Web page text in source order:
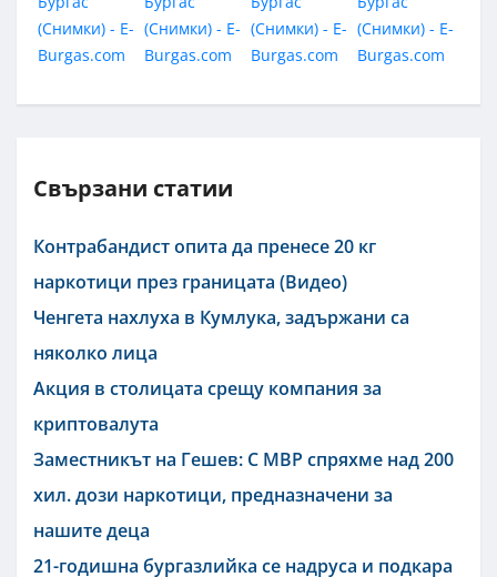
Свързани статии
Контрабандист опита да пренесе 20 кг
наркотици през границата (Видео)
Ченгета нахлуха в Кумлука, задържани са
няколко лица
Акция в столицата срещу компания за
криптовалута
Заместникът на Гешев: С МВР спряхме над 200
хил. дози наркотици, предназначени за
нашите деца
21-годишна бургазлийка се надруса и подкара